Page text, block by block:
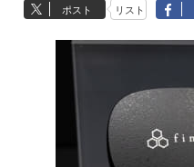
ポスト リスト